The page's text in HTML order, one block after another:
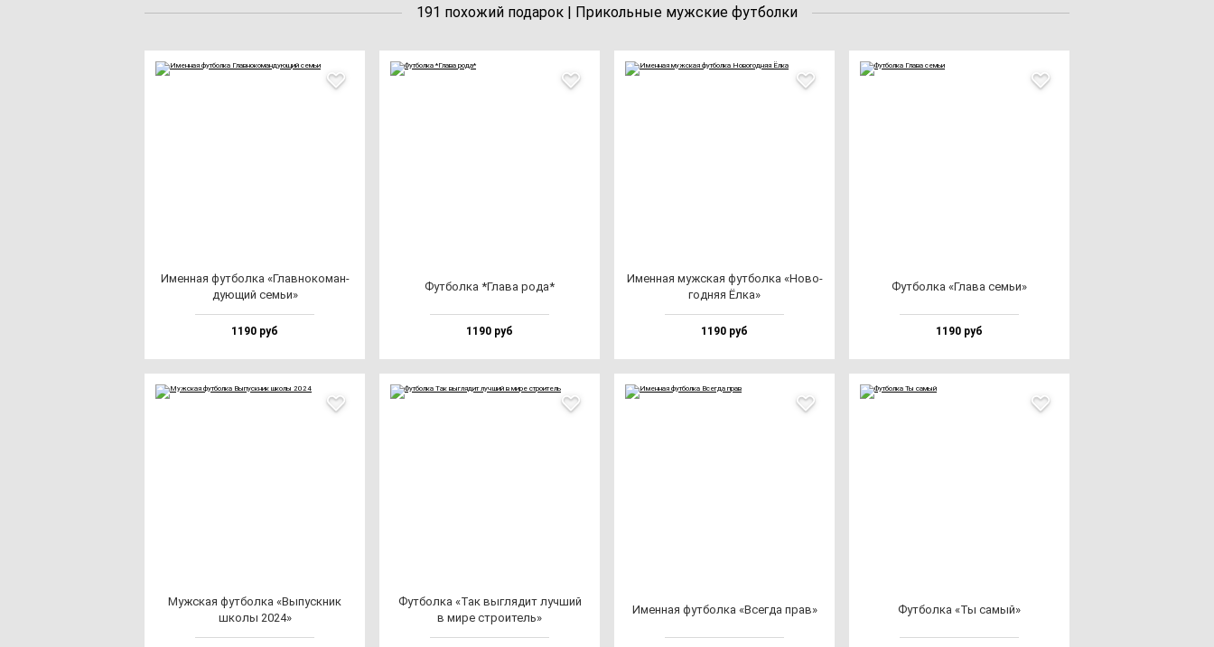
191 похожий подарок | Прикольные мужские футболки
Имен­ная фут­бол­ка «Глав­но­ко­ман­
ду­ющий семьи»
1190 руб
Фут­бол­ка *Гла­ва ро­да*
1190 руб
Имен­ная муж­ская фут­бол­ка «Ново­
год­няя Ёлка»
1190 руб
Фут­бол­ка «Гла­ва семьи»
1190 руб
Муж­ская фут­бол­ка «Выпус­кник
шко­лы 2024»
Фут­бол­ка «Так выг­ля­дит луч­ший
в ми­ре стро­итель»
Имен­ная фут­бол­ка «Всег­да прав» Фут­бол­ка «Ты са­мый»